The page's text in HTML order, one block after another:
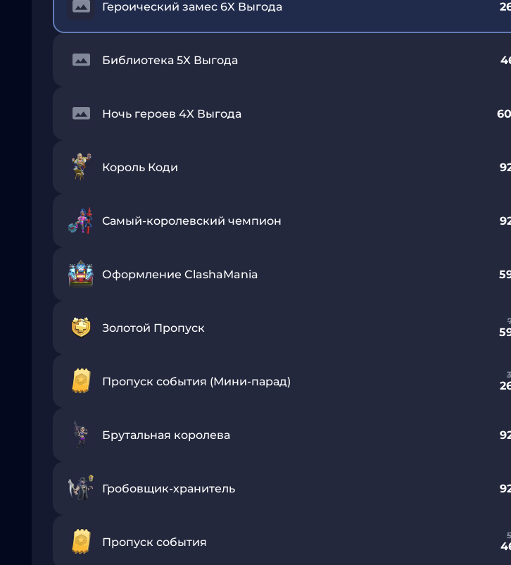
Героический замес 6X Выгода
Библиотека 5X Выгода
Ночь героев 4X Выгода
Король Коди
Самый-королевский чемпион
Оформление ClashaMania
Золотой Пропуск
Пропуск события (Мини-парад)
Брутальная королева
Гробовщик-хранитель
Пропуск события